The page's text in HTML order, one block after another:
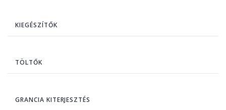
KIEGÉSZÍTŐK
TÖLTŐK
GRANCIA KITERJESZTÉS